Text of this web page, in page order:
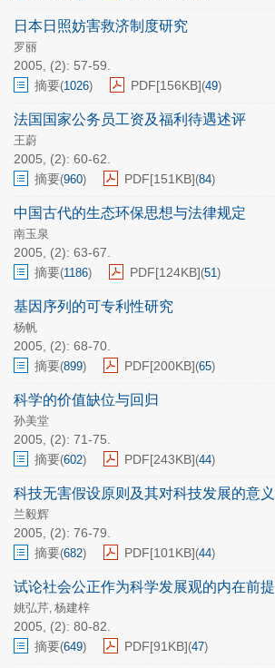
日本日照妨害救济制度研究
罗丽
2005, (2): 57-59.
摘要(1026) PDF[156KB](49)
法国国家公务员工资及福利待遇述评
王蔚
2005, (2): 60-62.
摘要(960) PDF[151KB](84)
中国古代的生态环保思想与法律规定
南玉泉
2005, (2): 63-67.
摘要(1186) PDF[124KB](51)
基因序列的可专利性研究
杨帆
2005, (2): 68-70.
摘要(899) PDF[200KB](65)
科学的价值缺位与回归
孙美堂
2005, (2): 71-75.
摘要(602) PDF[243KB](44)
科技无害假设原则及其对科技发展的意义
兰毅辉
2005, (2): 76-79.
摘要(682) PDF[101KB](44)
试论社会公正作为科学发展观的内在前提
姚弘芹, 杨建梓
2005, (2): 80-82.
摘要(649) PDF[91KB](47)